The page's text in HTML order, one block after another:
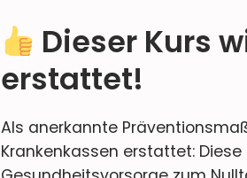
Dieser Kurs
erstattet!
Als anerkannte
Krankenkassen erstattet: